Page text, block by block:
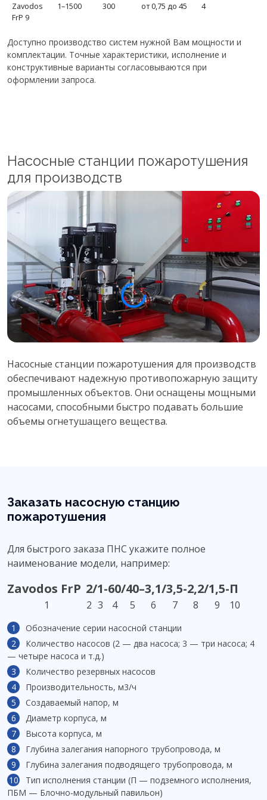
Zavodos
FrP 9
1–1500 300 от 0,75 до 45 4
Доступно производство систем нужной Вам мощности и
комплектации. Точные характеристики, исполнение и
конструктивные варианты согласовываются при
оформлении запроса.
Насосные станции пожаротушения
для производств
Насосные станции пожаротушения для производств
обеспечивают надежную противопожарную защиту
промышленных объектов. Они оснащены мощными
насосами, способными быстро подавать большие
объемы огнетушащего вещества.
Заказать насосную станцию
пожаротушения
Для быстрого заказа ПНС укажите полное
наименование модели, например:
Zavodos FrP
1
2
2
/1
3
-60
4
/40
5
–3,1
6
/3,5
7
-2,2
8
/1,5
9
-П
10
Обозначение серии насосной станции
Количество насосов (2 — два насоса; 3 — три насоса; 4
— четыре насоса и т.д.)
Количество резервных насосов
Производительность, м3/ч
Создаваемый напор, м
Диаметр корпуса, м
Высота корпуса, м
Глубина залегания напорного трубопровода, м
Глубина залегания подводящего трубопровода, м
Тип исполнения станции (П — подземного исполнения,
ПБМ — Блочно-модульный павильон)